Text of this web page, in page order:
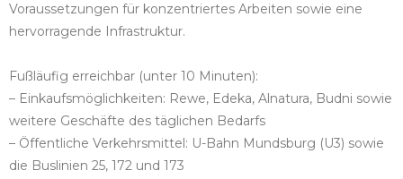
Voraussetzungen für konzentriertes Arbeiten sowie eine
hervorragende Infrastruktur.
Fußläufig erreichbar (unter 10 Minuten):
– Einkaufsmöglichkeiten: Rewe, Edeka, Alnatura, Budni sowie
weitere Geschäfte des täglichen Bedarfs
– Öffentliche Verkehrsmittel: U-Bahn Mundsburg (U3) sowie
die Buslinien 25, 172 und 173